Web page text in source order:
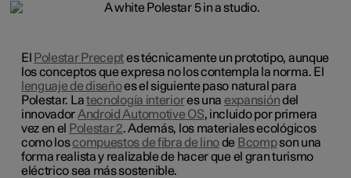
El Polestar Preceptes técnicamente un prototipo, aunque
los conceptos que expresa no los contempla la norma. El
lenguaje de diseñoes el siguiente paso natural para
Polestar. Latecnología interiores una expansióndel
innovadorAndroid Automotive OS, incluido por primera
vez en el Polestar 2. Además, los materiales ecológicos
como loscompuestos de fibra de linode Bcompson una
forma realista y realizable de hacer que el gran turismo
eléctrico sea más sostenible.